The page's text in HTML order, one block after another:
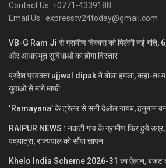
Contact Us: +0771-4339188
Email Us : expresstv24today@gmail.com
VB-G Ram Ji से ग्रामीण विकास को मिलेगी नई गति,
और आधारभूत सुविधाओं का होगा विस्तार
प्रदेश प्रवक्ता ujjwal dipak ने बोला हमला, कहा-
युवाओं से मांगे माफी
‘Ramayana’ के ट्रेलर से सनी देओल गायब, हनुमान
RAIPUR NEWS : नकटी गांव के ग्रामीण फिर हुये उग्र,
पदयात्रा, राज्यपाल को सौंपा ज्ञापन
Khelo India Scheme 2026-31 का ऐलान, बजट